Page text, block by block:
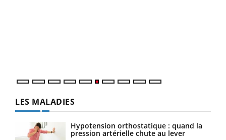
LES MALADIES
Hypotension orthostatique : quand la
pression artérielle chute au lever